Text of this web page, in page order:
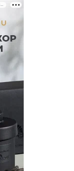
РЕКЛАМА • ООО «ДРУЖБА» ИНН 9704146411